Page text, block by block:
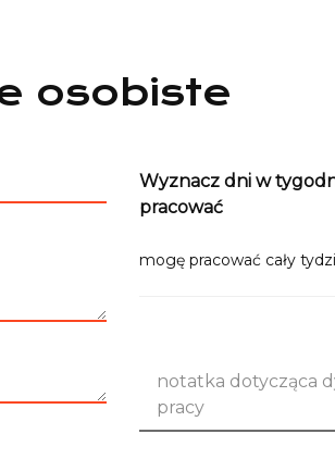
osobiste
Wyznacz dni w
pracować
mogę pracować cały